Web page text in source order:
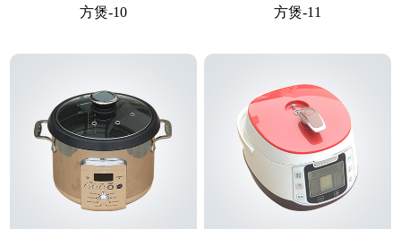
方煲-10 方煲-11